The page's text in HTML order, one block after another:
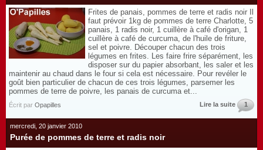
Frites de panais, pommes de terre et radis noir Il
faut prévoir 1kg de pommes de terre Charlotte, 5
panais, 1 radis noir, 1 cuillère à café d'origan, 1
cuillère à café de curcuma, de l'huile de friture,
sel et poivre. Découper chacun des trois
légumes en frites. Les faire frire séparément, les
disposer sur du papier absorbant, les saler et les
maintenir au chaud dans le four si cela est nécessaire. Pour revéler le
goût bien particulier de chacun de ces trois légumes, parsemer les
pommes de terre de poivre, les panais de curcuma et...
Écrit par Opapilles Lire la suite 1
mercredi, 20 janvier 2010
Purée de pommes de terre et radis noir